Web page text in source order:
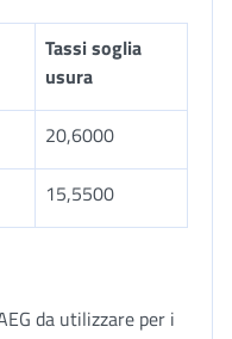
Tassi soglia
usura
20,6000
15,5500
da utilizzare per i